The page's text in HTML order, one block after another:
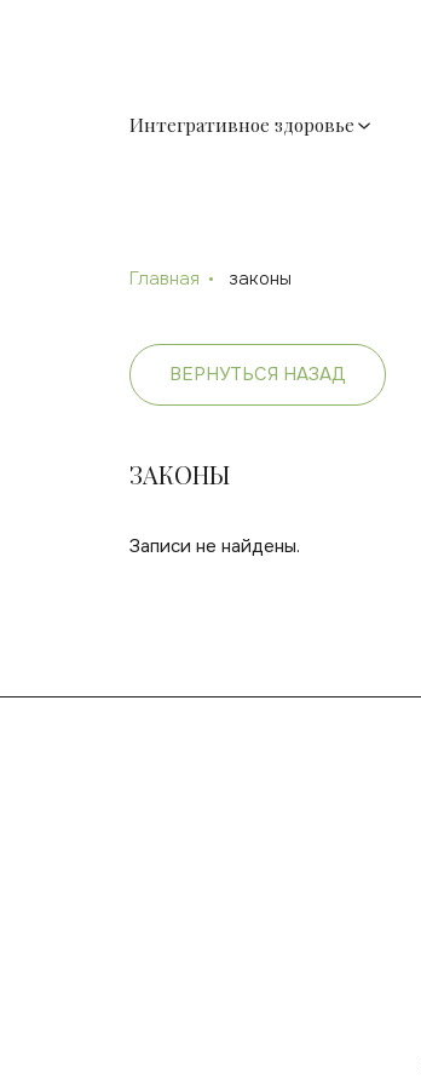
Интегративное здоровье
Главная законы
ВЕРНУТЬСЯ НАЗАД
ЗАКОНЫ
Записи не найдены.